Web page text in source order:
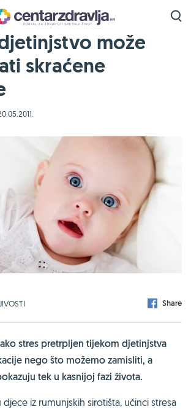
može
skraćene
Share
stres pretrpljen tijekom djetinjstva
nego što možemo zamisliti, a
tek u kasnijoj fazi života.
djece iz rumunjskih sirotišta, učinci stresa